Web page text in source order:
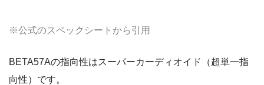
※公式のスペックシートから引用
BETA57Aの指向性はスーパーカーディオイド（超単一指
向性）です。